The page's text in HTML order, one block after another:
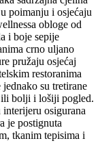
poimanju i osjećaju
obloge od
i boje sepije
crno uljano
pružaju osjećaj
restoranima
su tretirane
ili bolji i lošiji pogled.
osigurana
je postignuta
tkanim tepisima i